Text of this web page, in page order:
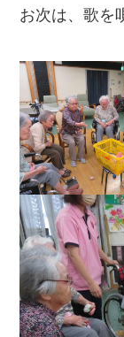
お次は、歌を